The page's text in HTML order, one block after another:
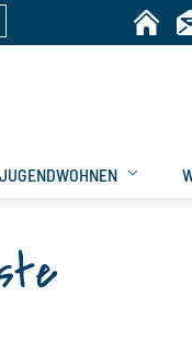
JUGENDWOHNEN